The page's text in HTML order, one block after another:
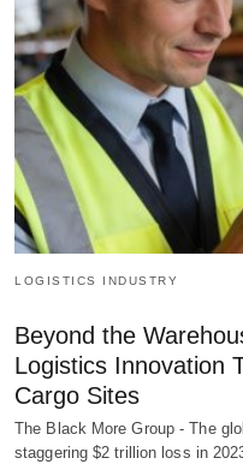
LOGISTICS INDUSTRY
Beyond the
Logistics Innovation
Cargo Sites
The Black More Group - The
staggering $2 trillion loss in